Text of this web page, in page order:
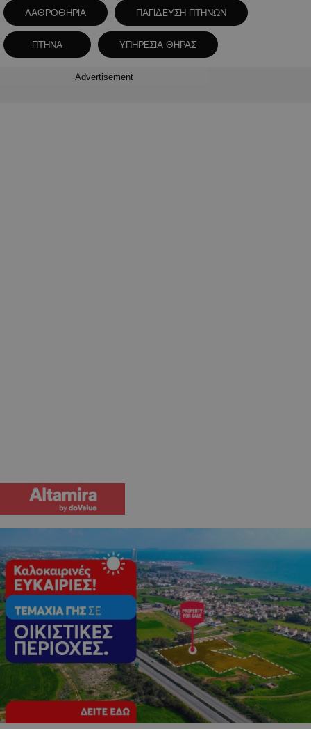
ΛΑΘΡΟΘΗΡΙΑ ΠΑΓΙΔΕΥΣΗ ΠΤΗΝΩΝ
ΠΤΗΝΑ ΥΠΗΡΕΣΙΑ ΘΗΡΑΣ
Advertisement